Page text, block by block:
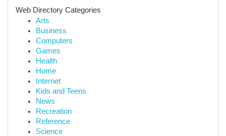
Web Directory Categories
Arts
Business
Computers
Games
Health
Home
Internet
Kids and Teens
News
Recreation
Reference
Science